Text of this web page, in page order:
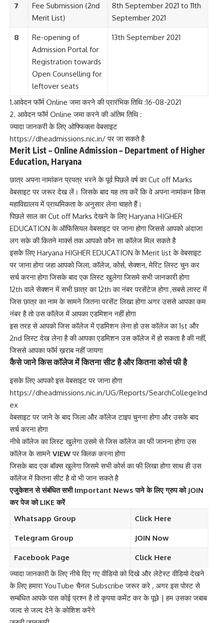
7
Fee Submission (2nd
Merit List)
8th September 2021 to 11th
September 2021
8
Re-opening of
Admission Portal for
Registration towards
Open Counselling for
leftover seats
13th September 2021
1.आवेदन फॉर्म Online जमा करने की प्रारंभिक तिथि :16-08-2021
2. आवेदन फॉर्म Online जमा करने की अंतिम तिथि :
ज्यादा जानकरी के लिए ओफ्फिक्ला वेबसाइट
https://dheadmissions.nic.in/ पर जा सकते है
Merit List – Online Admission – Department of Higher
Education, Haryana
छात्र अपना नामांकन प्रपत्र भरने के पूर्व पिछले वर्ष का Cut off Marks
वेबसाइट पर जरूर देख लें। जिसके बाद यह तय करें कि वे अपना नामांकन किस
महाविद्यालय में प्राथमिकता के अनुसार लेना चाहते हैं।
पिछले साल का Cut off Marks देखने के लिए Haryana HIGHER
EDUCATION के ऑफिसियल वेबसाइट पर जाना होगा जिससे आपको अंदाजा
लग सके की कितने मार्क्स तक आपको कौन सा कॉलेज मिल सकते है
इसके लिए Haryana HIGHER EDUCATION के Merit list के वेबसाइट
पर जाना होगा जहा आपको जिला, कॉलेज, कोर्स, सेक्शन, मेरिट लिस्ट चुन कर
सर्च करना होगा जिसके बाद एक लिस्ट खुलेगा जिसमे सभी जानकारी होगा
12th वाले सेक्शन में सभी छात्र का 12th का नंबर परसेंटेज होगा ,सबसे लास्ट में
जिस छात्र का नाम के सामने जितना परसेंट लिखा होगा अगर उससे आपका कम
नंबर है तो उस कॉलेज में आपका एडमिशन नहीं होगा
इस तरह से आपको जिस कॉलेज में एडमिशन लेना हो उस कॉलेज का 1st और
2nd लिस्ट देख लेना है की आपका एडमिशन उस कॉलेज में हो सकता है की नहीं,
जिससे आपका फॉर्म ख़राब नहीं जायगा
कैसे जाने किस कॉलेज में कितना सीट है और कितना कोर्स फी है
इसके लिए आपको इस वेबसाइट पर जाना होगा
https://dheadmissions.nic.in/UG/Reports/SearchCollegeInd
ex
वेबसाइट पर जाने के बाद जिला और कॉलेज टाइप चुनना होगा और उसके बाद
सर्च करना होगा
नीचे कॉलेज का लिस्ट खुलेगा उसमे से जिस कॉलेज का फी जानना होगा उस
कॉलेज के सामने VIEWपर क्लिक करना होगा
जिसके बाद एक बॉक्स खुलेगा जिसमे सभी कोर्स का फी लिखा होगा साथ ही उस
कॉलेज में कितना सीट है वो भी जान सकते है
एजुकेशन से संबंधित सभी Important News पाने के लिए ग्रुप को JOIN
कर पेज को LIKE करें
Whatsapp Group
Click Here
Telegram Group JOIN Now
Facebook Page
Click Here
ज्यादा जानकारी के लिए नीचे दिए गए वीडियो को दिखे और लेटेस्ट वीडियो देखने
के लिए हमाराYouTube चैनल Subscribe जरूर करे , अगर इस पोस्ट से
सम्बंधित आपके पास कोई प्रश्न है तो कृपया कमेंट कर के पूछे | हम उसका जबाब
जल्द से जल्द देने के कोशिश करेंगे